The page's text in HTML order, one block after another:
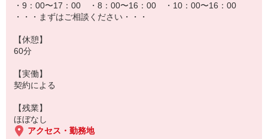
・9：00〜17：00 ・8：00〜16：00 ・10：00〜16：00
・・・まずはご相談ください・・・
【休憩】
60分
【実働】
契約による
【残業】
ほぼなし
アクセス・勤務地